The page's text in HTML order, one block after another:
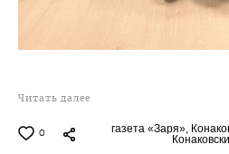
Читать далее
0 газета «Заря»,